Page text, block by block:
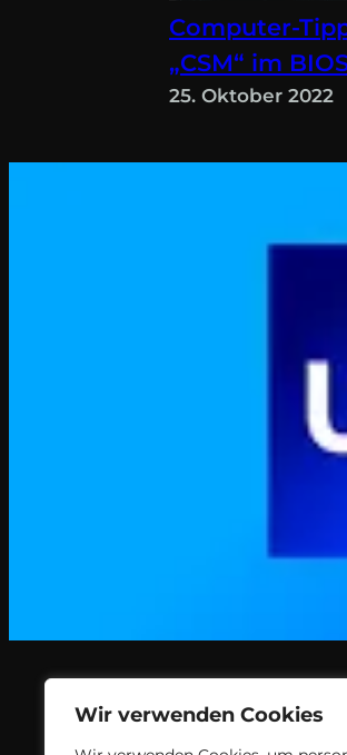
Wir verwenden Cookies
Computer-
„CSM“ im
25. Oktober 2022